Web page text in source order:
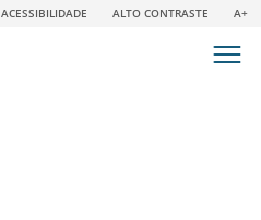
ACESSIBILIDADE ALTO CONTRASTE A+